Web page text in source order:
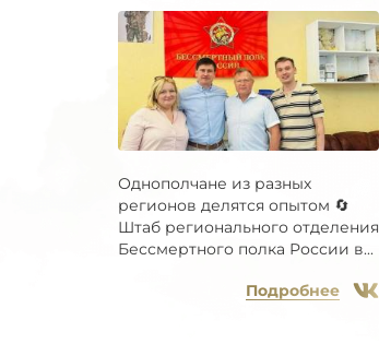
Однополчане из разных
регионов делятся опытом 🔄
Штаб регионального отделения
Бессмертного полка России в...
Подробнее